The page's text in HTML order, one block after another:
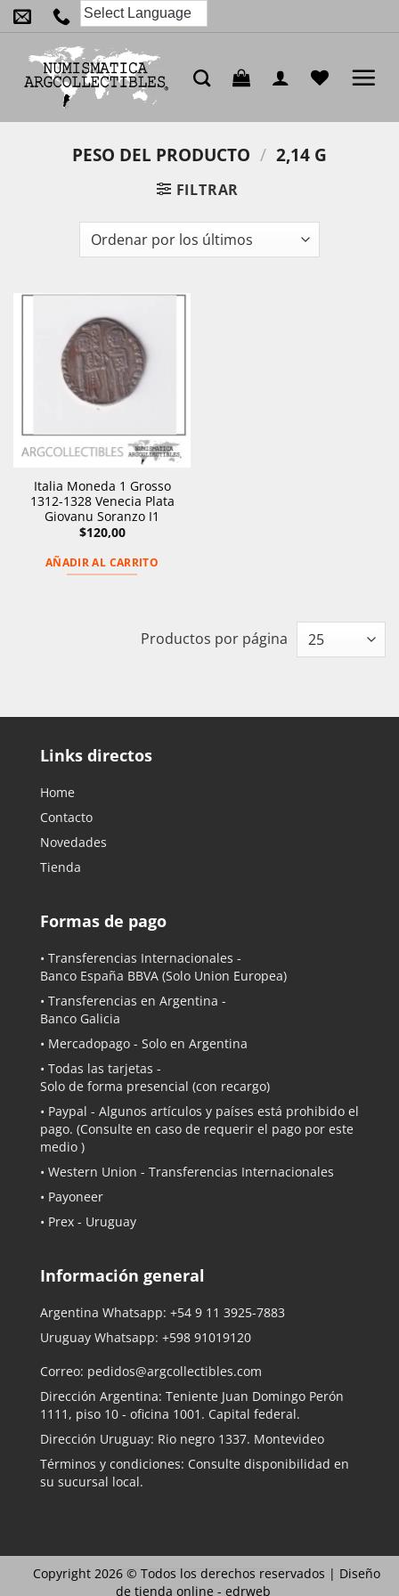
Saltar
al
contenido
PESO DEL PRODUCTO / 2,14 G
FILTRAR
Italia Moneda 1 Grosso
1312-1328 Venecia Plata
Giovanu Soranzo I1
$120,00
AÑADIR AL CARRITO
Productos por página
Links directos
Home
Contacto
Novedades
Tienda
Formas de pago
• Transferencias Internacionales -
Banco España BBVA (Solo Union Europea)
• Transferencias en Argentina -
Banco Galicia
• Mercadopago - Solo en Argentina
• Todas las tarjetas -
Solo de forma presencial (con recargo)
• Paypal - Algunos artículos y países está prohibido el
pago. (Consulte en caso de requerir el pago por este
medio )
• Western Union - Transferencias Internacionales
• Payoneer
• Prex - Uruguay
Información general
Argentina Whatsapp: +54 9 11 3925-7883
Uruguay Whatsapp: +598 91019120
Correo: pedidos@argcollectibles.com
Dirección Argentina: Teniente Juan Domingo Perón
1111, piso 10 - oficina 1001. Capital federal.
Dirección Uruguay: Rio negro 1337. Montevideo
Términos y condiciones: Consulte disponibilidad en
su sucursal local.
Copyright 2026 © Todos los derechos reservados | Diseño
de tienda online - edrweb